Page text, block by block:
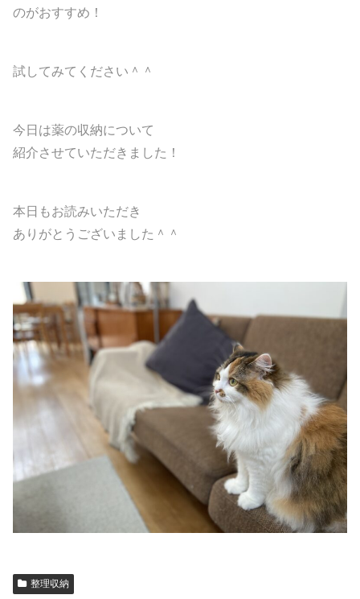
のがおすすめ！
試してみてください＾＾
今日は薬の収納について
紹介させていただきました！
本日もお読みいただき
ありがとうございました＾＾
整理収納